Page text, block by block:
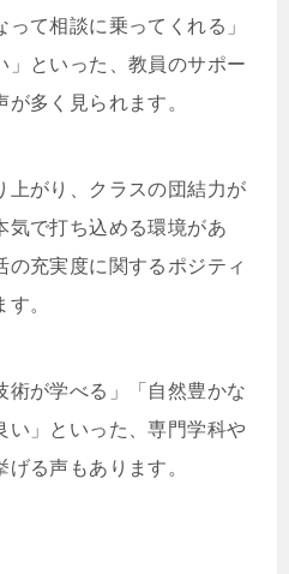
って相談に乗ってくれる」
」といった、教員のサポー
が多く見られます。
上がり、クラスの団結力が
気で打ち込める環境があ
の充実度に関するポジティ
。
術が学べる」「自然豊かな
い」といった、専門学科や
る声もあります。